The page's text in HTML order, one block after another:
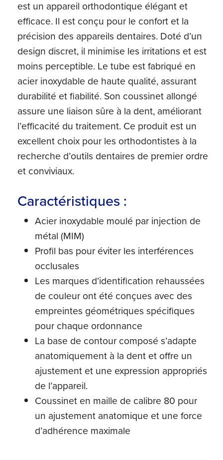
est un appareil orthodontique élégant et
efficace. Il est conçu pour le confort et la
précision des appareils dentaires. Doté d’un
design discret, il minimise les irritations et est
moins perceptible. Le tube est fabriqué en
acier inoxydable de haute qualité, assurant
durabilité et fiabilité. Son coussinet allongé
assure une liaison sûre à la dent, améliorant
l’efficacité du traitement. Ce produit est un
excellent choix pour les orthodontistes à la
recherche d’outils dentaires de premier ordre
et conviviaux.
Caractéristiques :
Acier inoxydable moulé par injection de
métal (MIM)
Profil bas pour éviter les interférences
occlusales
Les marques d’identification rehaussées
de couleur ont été conçues avec des
empreintes géométriques spécifiques
pour chaque ordonnance
La base de contour composé s’adapte
anatomiquement à la dent et offre un
ajustement et une expression appropriés
de l’appareil.
Coussinet en maille de calibre 80 pour
un ajustement anatomique et une force
d’adhérence maximale